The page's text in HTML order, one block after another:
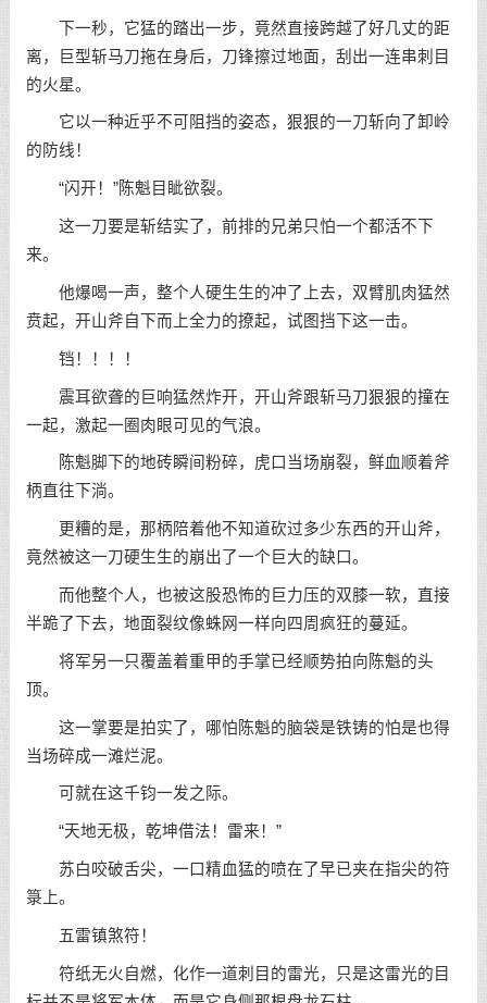
下一秒，它猛的踏出一步，竟然直接跨越了好几丈的距
离，巨型斩马刀拖在身后，刀锋擦过地面，刮出一连串刺目
的火星。
它以一种近乎不可阻挡的姿态，狠狠的一刀斩向了卸岭
的防线！
“闪开！”陈魁目眦欲裂。
这一刀要是斩结实了，前排的兄弟只怕一个都活不下
来。
他爆喝一声，整个人硬生生的冲了上去，双臂肌肉猛然
贲起，开山斧自下而上全力的撩起，试图挡下这一击。
铛！！！！
震耳欲聋的巨响猛然炸开，开山斧跟斩马刀狠狠的撞在
一起，激起一圈肉眼可见的气浪。
陈魁脚下的地砖瞬间粉碎，虎口当场崩裂，鲜血顺着斧
柄直往下淌。
更糟的是，那柄陪着他不知道砍过多少东西的开山斧，
竟然被这一刀硬生生的崩出了一个巨大的缺口。
而他整个人，也被这股恐怖的巨力压的双膝一软，直接
半跪了下去，地面裂纹像蛛网一样向四周疯狂的蔓延。
将军另一只覆盖着重甲的手掌已经顺势拍向陈魁的头
顶。
这一掌要是拍实了，哪怕陈魁的脑袋是铁铸的怕是也得
当场碎成一滩烂泥。
可就在这千钧一发之际。
“天地无极，乾坤借法！雷来！”
苏白咬破舌尖，一口精血猛的喷在了早已夹在指尖的符
箓上。
五雷镇煞符！
符纸无火自燃，化作一道刺目的雷光，只是这雷光的目